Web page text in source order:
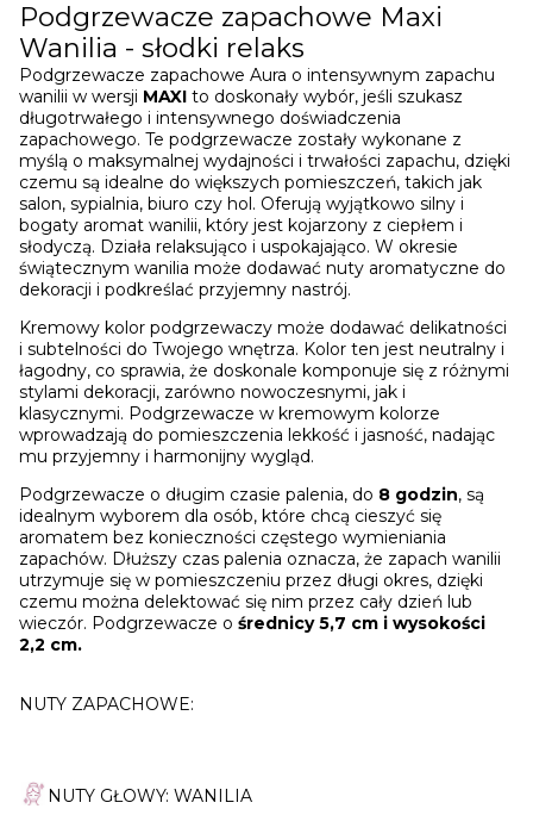
Podgrzewacze zapachowe Maxi
Wanilia - słodki relaks
Podgrzewacze zapachowe Aura o intensywnym zapachu
wanilii w wersji MAXI to doskonały wybór, jeśli szukasz
długotrwałego i intensywnego doświadczenia
zapachowego. Te podgrzewacze zostały wykonane z
myślą o maksymalnej wydajności i trwałości zapachu, dzięki
czemu są idealne do większych pomieszczeń, takich jak
salon, sypialnia, biuro czy hol. Oferują wyjątkowo silny i
bogaty aromat wanilii, który jest kojarzony z ciepłem i
słodyczą. Działa relaksująco i uspokajająco. W okresie
świątecznym wanilia może dodawać nuty aromatyczne do
dekoracji i podkreślać przyjemny nastrój.
Kremowy kolor podgrzewaczy może dodawać delikatności
i subtelności do Twojego wnętrza. Kolor ten jest neutralny i
łagodny, co sprawia, że doskonale komponuje się z różnymi
stylami dekoracji, zarówno nowoczesnymi, jak i
klasycznymi. Podgrzewacze w kremowym kolorze
wprowadzają do pomieszczenia lekkość i jasność, nadając
mu przyjemny i harmonijny wygląd.
Podgrzewacze o długim czasie palenia, do 8 godzin, są
idealnym wyborem dla osób, które chcą cieszyć się
aromatem bez konieczności częstego wymieniania
zapachów. Dłuższy czas palenia oznacza, że zapach wanilii
utrzymuje się w pomieszczeniu przez długi okres, dzięki
czemu można delektować się nim przez cały dzień lub
wieczór. Podgrzewacze o średnicy 5,7 cm i wysokości
2,2 cm.
NUTY ZAPACHOWE:
NUTY GŁOWY: WANILIA